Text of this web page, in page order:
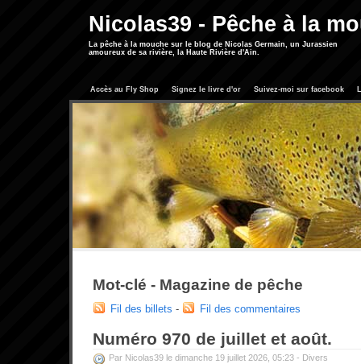
Nicolas39 - Pêche à la
La pêche à la mouche sur le blog de Nicolas Germain, un Jurassien
amoureux de sa rivière, la Haute Rivière d'Ain.
Accès au Fly Shop Signez le livre d'or Suivez-moi sur facebook
Mot-clé - Magazine de pêche
Fil des billets - Fil des commentaires
Numéro 970 de juillet et août.
Par Nicolas39 le dimanche 19 juillet 2026, 05:23 - Divers